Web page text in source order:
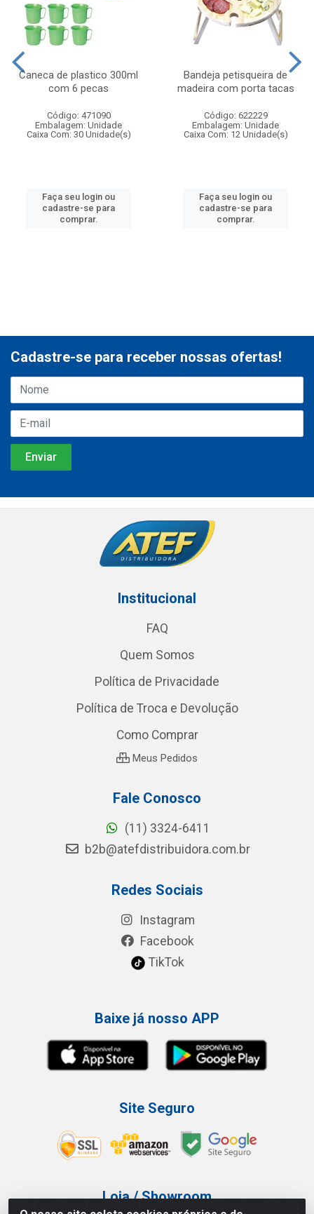
Caneca de plastico 300ml
com 6 pecas
Código: 471090
Embalagem: Unidade
Caixa Com: 30 Unidade(s)
Faça seu login ou
cadastre-se para
comprar.
Bandeja petisqueira de
madeira com porta tacas
Código: 622229
Embalagem: Unidade
Caixa Com: 12 Unidade(s)
Faça seu login ou
cadastre-se para
comprar.
Cadastre-se para receber nossas ofertas!
Institucional
FAQ
Quem Somos
Política de Privacidade
Política de Troca e Devolução
Como Comprar
Meus Pedidos
Fale Conosco
(11) 3324-6411
b2b@atefdistribuidora.com.br
Redes Sociais
Instagram
Facebook
TikTok
Baixe já nosso APP
Site Seguro
Loja / Showroom